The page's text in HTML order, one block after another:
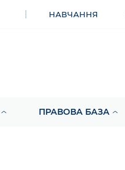
НАВЧАННЯ
ПРАВОВА БАЗА